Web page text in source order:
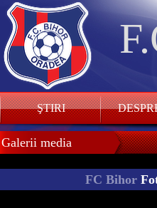
ŞTIRI
Galerii media
FC Bihor